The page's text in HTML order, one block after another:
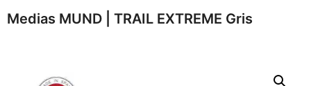
Medias MUND | TRAIL EXTREME Gris